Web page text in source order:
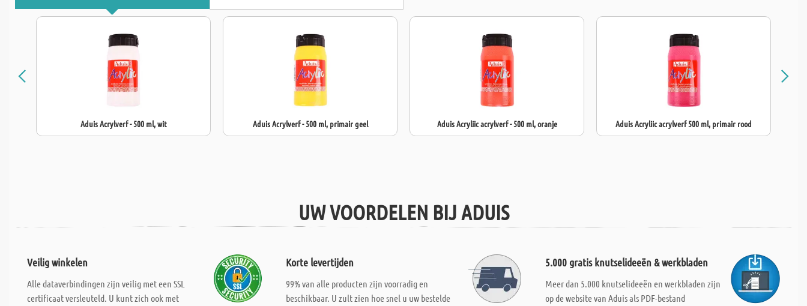
Aduis Acrylverf - 500 ml, wit Aduis Acrylverf - 500 ml, primair geel Aduis Acryliic acrylverf - 500 ml, oranje Aduis Acryliic acrylverf 500 ml, primair rood
UW VOORDELEN BIJ ADUIS
Veilig winkelen
Alle dataverbindingen zijn veilig met een SSL
certificaat versleuteld. U kunt zich ook met
Korte levertijden
99% van alle producten zijn voorradig en
beschikbaar. U zult zien hoe snel u uw bestelde
5.000 gratis knutselideeën & werkbladen
Meer dan 5.000 knutselideeën en werkbladen zijn
op de website van Aduis als PDF-bestand